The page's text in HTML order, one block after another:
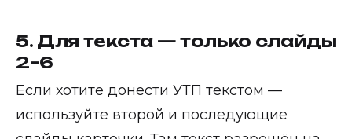
5. Для текста — только слайды
2–6
Если хотите донести УТП текстом —
используйте второй и последующие